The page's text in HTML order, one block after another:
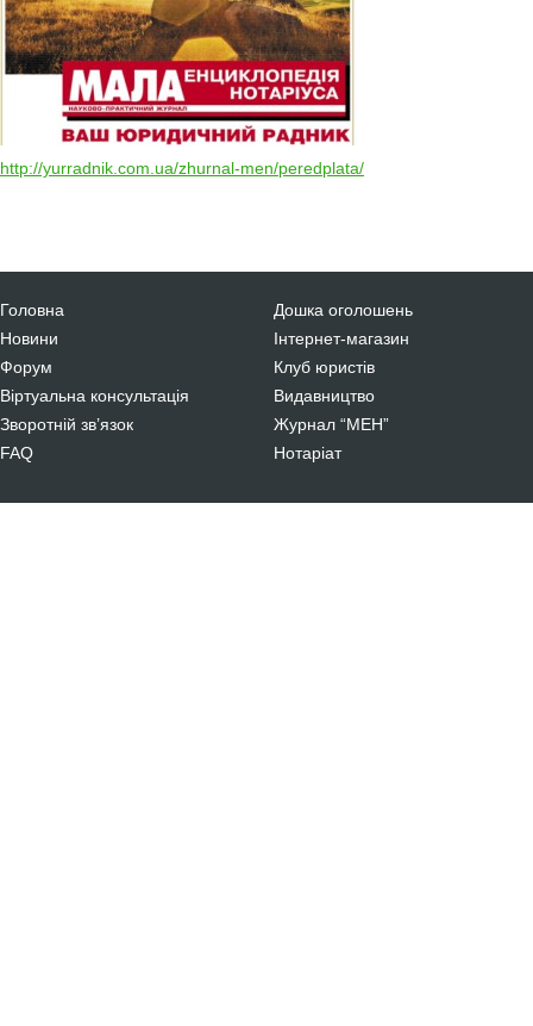
http://yurradnik.com.ua/zhurnal-men/peredplata/
Головна
Новини
Форум
Віртуальна консультація
Зворотній зв’язок
FAQ
Дошка оголошень
Інтернет-магазин
Клуб юристів
Видавництво
Журнал “МЕН”
Нотаріат